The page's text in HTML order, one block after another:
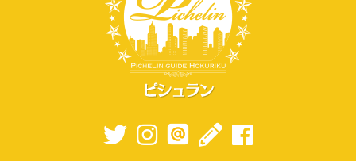
LOGIN